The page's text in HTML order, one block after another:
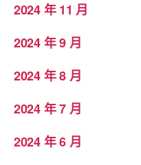
2024 年 11 月
2024 年 9 月
2024 年 8 月
2024 年 7 月
2024 年 6 月